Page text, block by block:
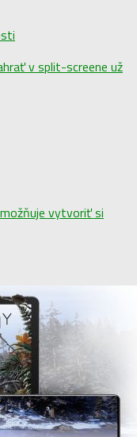
v split-screene už
vytvoriť si